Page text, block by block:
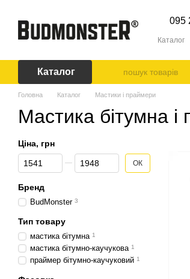
095
Каталог
Каталог
Головна Каталог Мастики і праймери
Мастика бітумна і
Ціна, грн
Від Ціна, грн
До Ціна, грн ОК
Бренд
BudMonster 3
Тип товару
мастика бітумна 1
мастика бітумно-каучукова 1
праймер бітумно-каучуковий 1